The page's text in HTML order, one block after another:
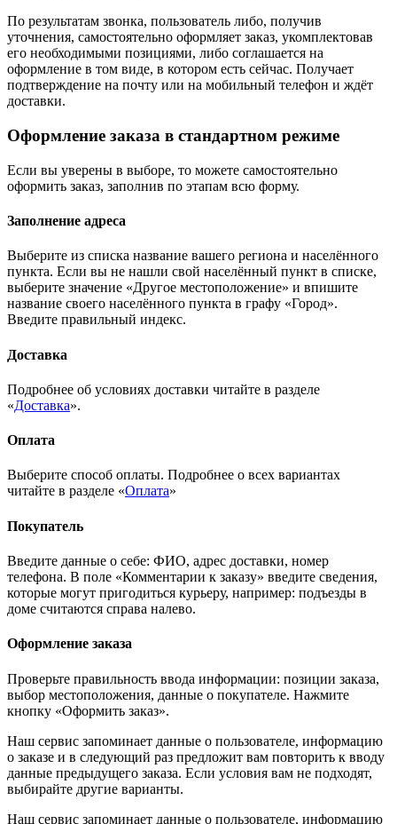
По результатам звонка, пользователь либо, получив
уточнения, самостоятельно оформляет заказ, укомплектовав
его необходимыми позициями, либо соглашается на
оформление в том виде, в котором есть сейчас. Получает
подтверждение на почту или на мобильный телефон и ждёт
доставки.
Оформление заказа в стандартном режиме
Если вы уверены в выборе, то можете самостоятельно
оформить заказ, заполнив по этапам всю форму.
Заполнение адреса
Выберите из списка название вашего региона и населённого
пункта. Если вы не нашли свой населённый пункт в списке,
выберите значение «Другое местоположение» и впишите
название своего населённого пункта в графу «Город».
Введите правильный индекс.
Доставка
Подробнее об условиях доставки читайте в разделе
«Доставка».
Оплата
Выберите способ оплаты. Подробнее о всех вариантах
читайте в разделе «Оплата»
Покупатель
Введите данные о себе: ФИО, адрес доставки, номер
телефона. В поле «Комментарии к заказу» введите сведения,
которые могут пригодиться курьеру, например: подъезды в
доме считаются справа налево.
Оформление заказа
Проверьте правильность ввода информации: позиции заказа,
выбор местоположения, данные о покупателе. Нажмите
кнопку «Оформить заказ».
Наш сервис запоминает данные о пользователе, информацию
о заказе и в следующий раз предложит вам повторить к вводу
данные предыдущего заказа. Если условия вам не подходят,
выбирайте другие варианты.
Наш сервис запоминает данные о пользователе, информацию